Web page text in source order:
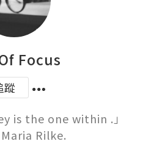
Focus
蹤
is the one within .」
Rilke.